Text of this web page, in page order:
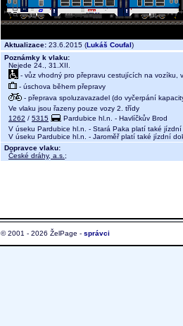
Aktualizace: 23.6.2015 (Lukáš Coufal)
Poznámky k vlaku:
Nejede 24., 31.XII.
- vůz vhodný pro přepravu cestujících na vozíku,
- úschova během přepravy
- přeprava spoluzavazadel (do vyčerpání
Ve vlaku jsou řazeny pouze vozy 2. třídy
1262 / 5315
Pardubice hl.n. - Havlíčkův Brod
V úseku Pardubice hl.n. - Stará Paka platí také jízdní
V úseku Pardubice hl.n. - Jaroměř platí také jízdní
Dopravce vlaku:
České dráhy, a.s. ;
© 2001 - 2026 ŽelPage - správci